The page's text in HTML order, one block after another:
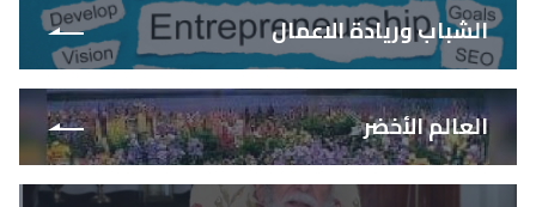
الشباب وريادة الاعمال
العالم الأخضر